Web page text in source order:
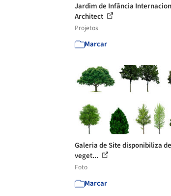
Jardim de Infância
Architect
Projetos
Marcar
Galeria de Site disponibiliza
veget...
Foto
Marcar